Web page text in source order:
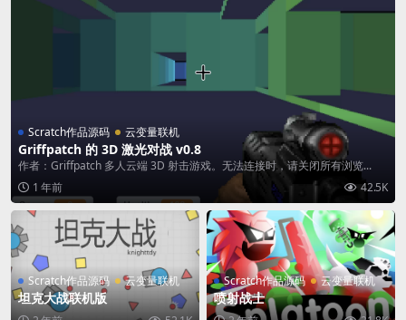
Scratch作品源码 云变量联机
Griffpatch 的 3D 激光对战 v0.8
作者：Griffpatch 多人云端 3D 射击游戏。无法连接时，请关闭所有浏览...
1 年前
42.5K
Scratch作品源码 云变量联机
坦克大战联机版
Scratch作品源码 云变量联机
喷射战士